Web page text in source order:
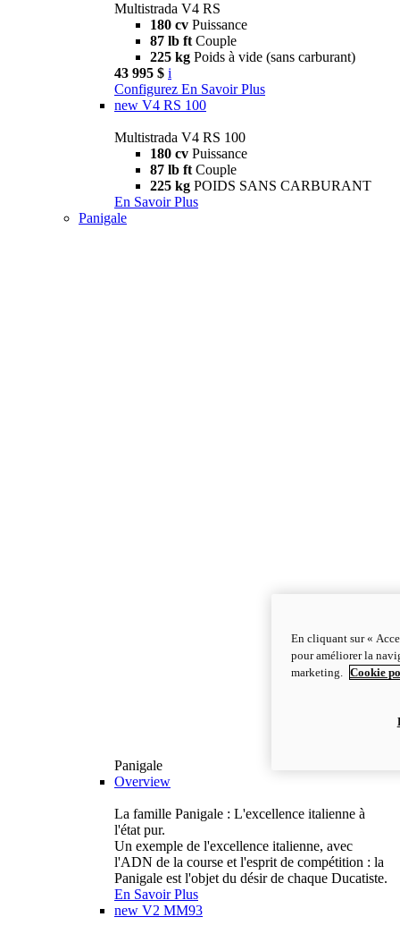
Multistrada V4 RS
180 cv Puissance
87 lb ft Couple
225 kg Poids à vide (sans carburant)
43 995 $ i
Configurez En Savoir Plus
new V4 RS 100
Multistrada V4 RS 100
180 cv Puissance
87 lb ft Couple
225 kg POIDS SANS CARBURANT
En Savoir Plus
Panigale
Panigale
Overview
La famille Panigale : L'excellence italienne à
l'état pur.
Un exemple de l'excellence italienne, avec
l'ADN de la course et l'esprit de compétition : la
Panigale est l'objet du désir de chaque Ducatiste.
En Savoir Plus
new V2 MM93
En cliquant sur «
pour améliorer la
marketing.
Cookie